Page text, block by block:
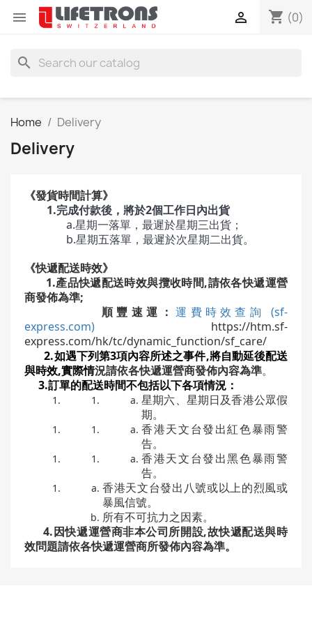
 shopping_cart (0)

search
Home Delivery
Delivery
《發貨時間計算》
1.完成付款後，將於2個工作日內出貨
a.星期一落單，最遲於星期三出貨；
b.星期五落單，最遲於次星期二出貨。
《快遞配送時效》
1.產品快遞配送時效與攬收時間,請依各快遞運營
商發佈為準;
順豐速運：運費時效查詢 (sf-
express.com) https://htm.sf-
express.com/hk/tc/dynamic_function/sf_care/
2.如遇下列第3項內容所述之事件,將自動延後配送
與時效,實際情況請依各快遞運營商發佈內容為準。
3.訂單的配送時間不包括以下各項情況：
星期六、星期日及香港公眾假
期。
香港天文台發出紅色暴雨警
告。
香港天文台發出黑色暴雨警
告。
香港天文台發出八號或以上的烈風或
暴風信號。
所有不可抗力之因素。
4.因快遞運營商非本公司所開設,故快遞配送與時
效問題請依各快遞運營商所發佈內容為準。